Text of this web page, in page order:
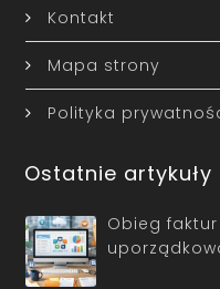
Kontakt
Mapa strony
Polityka
Ostatnie artykuły
Obieg